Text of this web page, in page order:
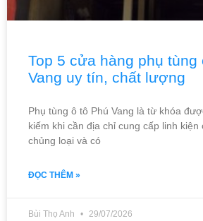
Top 5 cửa hàng phụ tùng
Vang uy tín, chất lượng
Phụ tùng ô tô Phú Vang là từ khóa
kiếm khi cần địa chỉ cung cấp linh
chủng loại và có
ĐỌC THÊM »
Bùi Thọ Anh 29/07/2026